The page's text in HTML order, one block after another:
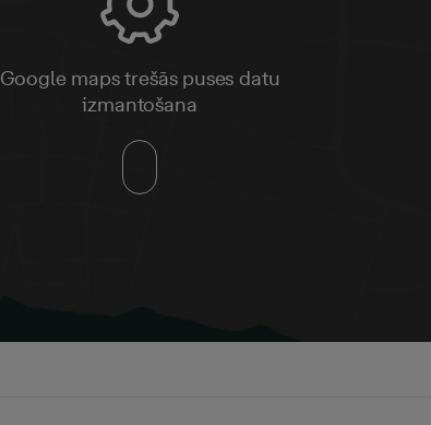
Google maps trešās puses datu
izmantošana